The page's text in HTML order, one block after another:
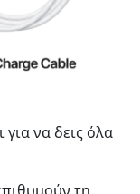
να δεις όλα